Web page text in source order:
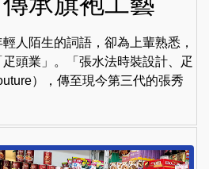
人陌生的詞語，卻為上輩熟悉，
頭業」。「張水法時裝設計、疋
），傳至現今第三代的張秀